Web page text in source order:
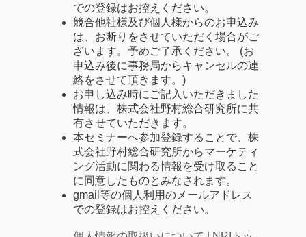
での登録はお控えください。
競合他社様及び個人様からのお申込み
は、お断りをさせていただく場合がご
ざいます。予めご了承ください。 (お
申込み後に事務局からキャンセルの連
絡をさせて頂きます。)
お申し込み時にご記入いただきました
情報は、株式会社野村総合研究所に共
有させていただきます。
本セミナーへ参加登録することで、株
式会社野村総合研究所からマーケティ
ング活動に関わる情報を受け取ること
に同意したものとみなされます。
gmail等の個人利用のメールアドレス
での登録はお控えください。